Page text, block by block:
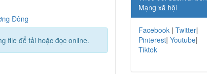
Đông
file để tải hoặc đọc online.
Mạng xã hội
Facebook | Twitter|
Pinterest| Youtube|
Tiktok